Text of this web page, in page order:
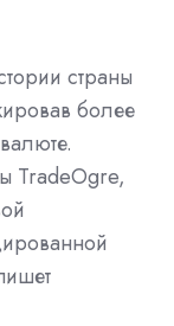
страны
более
TradeOgre,